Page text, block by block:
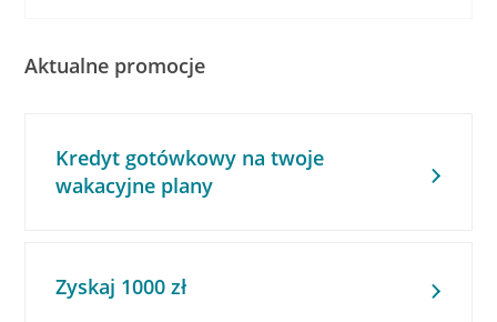
Aktualne promocje
Kredyt gotówkowy na twoje
wakacyjne plany
Zyskaj 1000 zł